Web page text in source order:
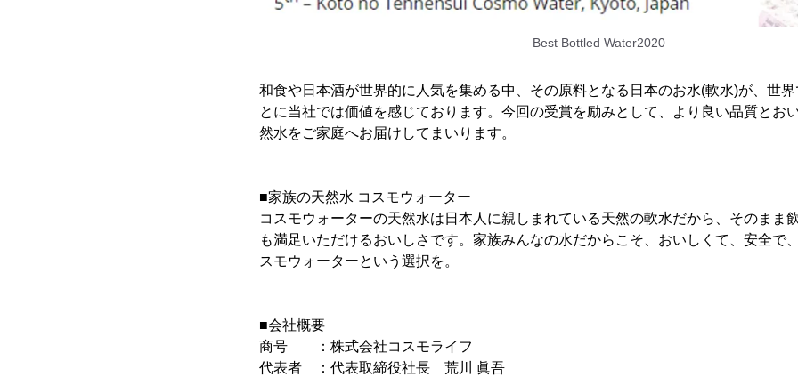
Best Bottled Water2020
和食や日本酒が世界的に人気を集める中、その原料となる日本のお水(軟水)が、世
とに当社では価値を感じております。今回の受賞を励みとして、より良い品質とお
然水をご家庭へお届けしてまいります。
■家族の天然水 コスモウォーター
コスモウォーターの天然水は日本人に親しまれている天然の軟水だから、そのまま
も満足いただけるおいしさです。家族みんなの水だからこそ、おいしくて、安全で
スモウォーターという選択を。
■会社概要
商号 ：株式会社コスモライフ
代表者 ：代表取締役社長 荒川 眞吾